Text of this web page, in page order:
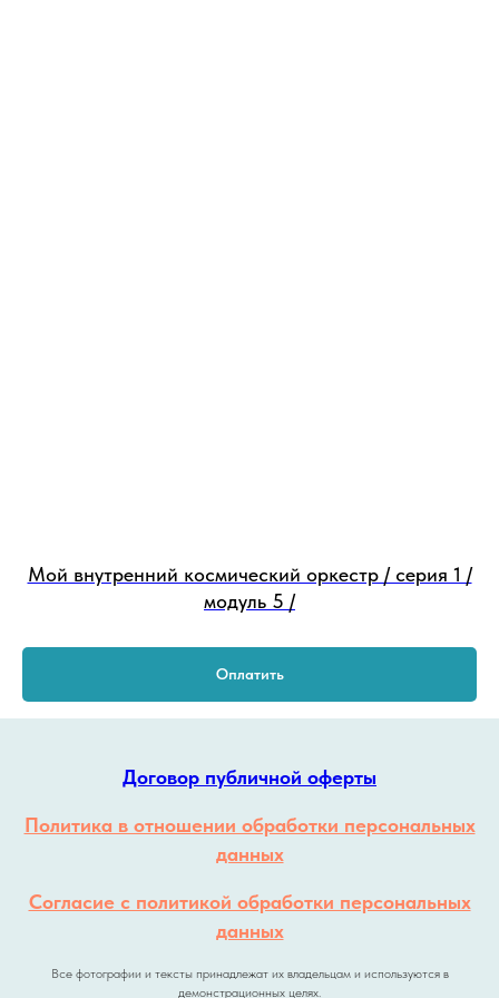
Мой внутренний космический оркестр / серия 1 /
модуль 5 /
Оплатить
Договор публичной оферты
Политика в отношении обработки персональных
данных
Согласие с политикой обработки персональных
данных
Все фотографии и тексты принадлежат их владельцам и используются в
демонстрационных целях.